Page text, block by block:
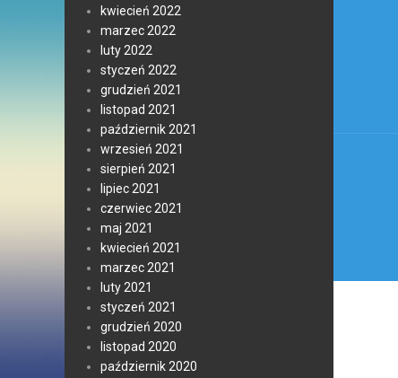
kwiecień 2022
marzec 2022
luty 2022
styczeń 2022
grudzień 2021
listopad 2021
październik 2021
wrzesień 2021
sierpień 2021
lipiec 2021
czerwiec 2021
maj 2021
kwiecień 2021
marzec 2021
luty 2021
styczeń 2021
grudzień 2020
listopad 2020
październik 2020